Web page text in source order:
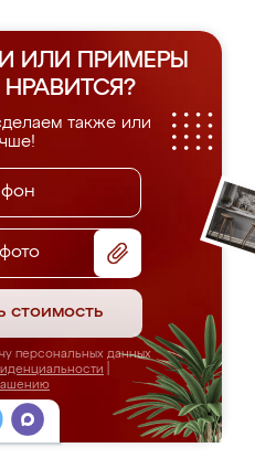
ИЛИ ПРИМЕРЫ
НРАВИТСЯ?
также или
стоимость
персональных данных